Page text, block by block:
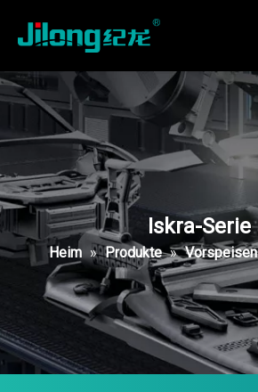
Iskra-Serie
Heim » Produkte » Vorspeisen